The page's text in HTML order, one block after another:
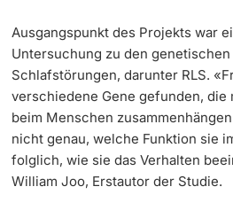
Ausgangspunkt des Projekts war
Untersuchung zu den
Schlafstörungen, darunter RLS.
verschiedene Gene gefunden, die
beim Menschen
nicht genau, welche Funktion sie
folglich, wie sie das Verhalten
William Joo, Erstautor der Studie.